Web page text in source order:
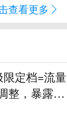
查看更多
定档=流量
整，暴露市